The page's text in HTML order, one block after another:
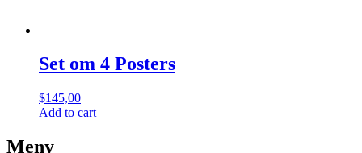
Set om 4 Posters
$145,00
Add to cart
Meny